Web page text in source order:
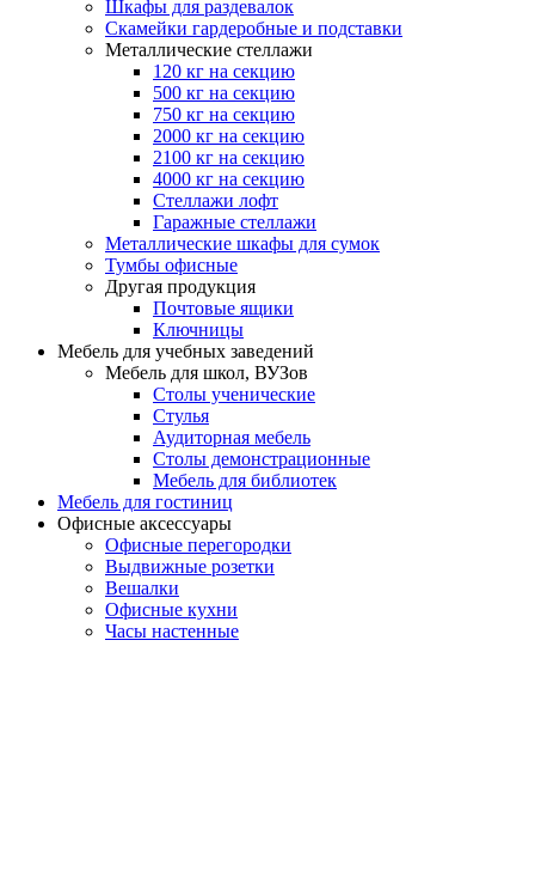
Шкафы для раздевалок
Скамейки гардеробные и подставки
Металлические стеллажи
120 кг на секцию
500 кг на секцию
750 кг на секцию
2000 кг на секцию
2100 кг на секцию
4000 кг на секцию
Стеллажи лофт
Гаражные стеллажи
Металлические шкафы для сумок
Тумбы офисные
Другая продукция
Почтовые ящики
Ключницы
Мебель для учебных заведений
Мебель для школ, ВУЗов
Столы ученические
Стулья
Аудиторная мебель
Столы демонстрационные
Мебель для библиотек
Мебель для гостиниц
Офисные аксессуары
Офисные перегородки
Выдвижные розетки
Вешалки
Офисные кухни
Часы настенные